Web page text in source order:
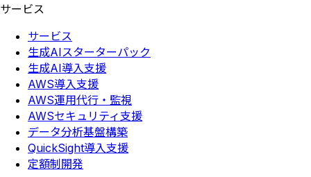
サービス
サービス
生成AIスターターパック
生成AI導入支援
AWS導入支援
AWS運用代行・監視
AWSセキュリティ支援
データ分析基盤構築
QuickSight導入支援
定額制開発